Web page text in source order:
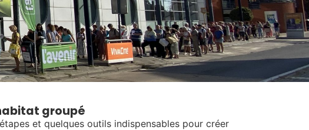
groupé
et quelques outils indispensables pour créer